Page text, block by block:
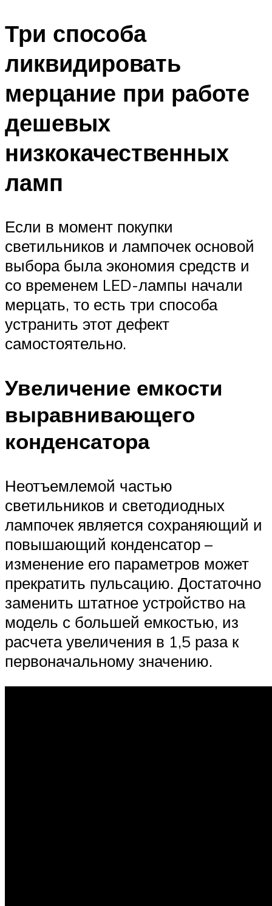
Три способа
ликвидировать
мерцание при работе
дешевых
низкокачественных
ламп
Если в момент покупки
светильников и лампочек основой
выбора была экономия средств и
со временем LED-лампы начали
мерцать, то есть три способа
устранить этот дефект
самостоятельно.
Увеличение емкости
выравнивающего
конденсатора
Неотъемлемой частью
светильников и светодиодных
лампочек является сохраняющий и
повышающий конденсатор –
изменение его параметров может
прекратить пульсацию. Достаточно
заменить штатное устройство на
модель с большей емкостью, из
расчета увеличения в 1,5 раза к
первоначальному значению.